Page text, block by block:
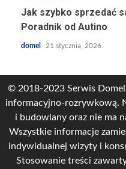
Jak szybko sprzedać
Poradnik od Autino
domel 21 stycznia, 2026
© 2018-2023 Serwis
informacyjno-rozrywkową.
i budowlany oraz nie ma
Wszystkie informacje
indywidualnej wizyty i
Stosowanie treści